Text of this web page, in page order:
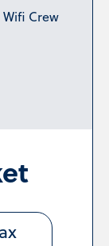
Wifi Crew